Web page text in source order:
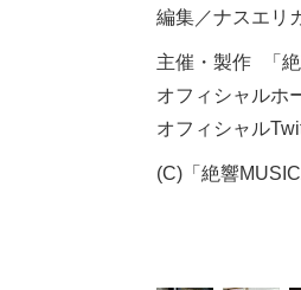
編集／ナスエリ
主催・製作 「
オフィシャルホ
オフィシャル
(C)「絶響